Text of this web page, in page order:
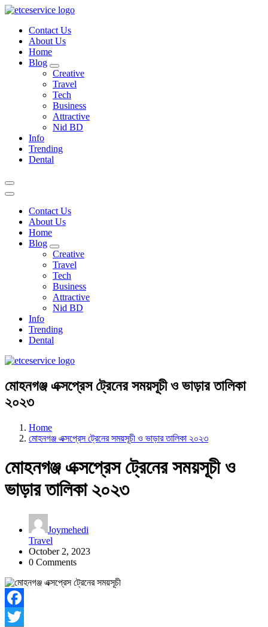
Skip
contentContact Us
About Us
Home
Blog
Creative
Travel
Tech
Business
Attractive
Nid BD
Info
Trending
Dental
Contact Us
About Us
Home
Blog
Creative
Travel
Tech
Business
Attractive
Nid BD
Info
Trending
Dental
মোহনগঞ্জ এক্সপ্রেস ট্রেনের সময়সূচী ও ভাড়ার তালিকা
২০২৩
Home
মোহনগঞ্জ এক্সপ্রেস ট্রেনের সময়সূচী ও ভাড়ার তালিকা ২০২৩
মোহনগঞ্জ এক্সপ্রেস ট্রেনের সময়সূচী ও
ভাড়ার তালিকা ২০২৩
Joymehedi
Travel
October 2, 2023
0 Comments
Facebook